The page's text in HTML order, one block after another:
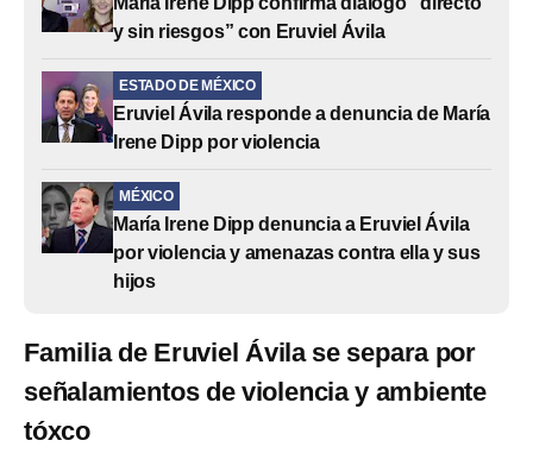
y sin riesgos” con Eruviel Ávila
ESTADO DE MÉXICO
Eruviel Ávila responde a denuncia de María
Irene Dipp por violencia
MÉXICO
María Irene Dipp denuncia a Eruviel Ávila
por violencia y amenazas contra ella y sus
hijos
Familia de Eruviel Ávila se separa por
señalamientos de violencia y ambiente
tóxco